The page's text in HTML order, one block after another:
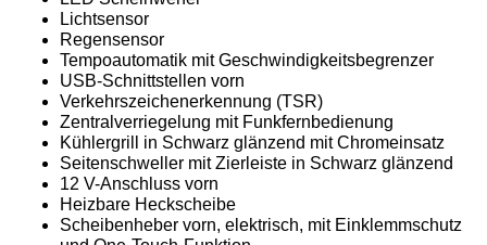
Lichtsensor
Regensensor
Tempoautomatik mit Geschwindigkeitsbegrenzer
USB-Schnittstellen vorn
Verkehrszeichenerkennung (TSR)
Zentralverriegelung mit Funkfernbedienung
Kühlergrill in Schwarz glänzend mit Chromeinsatz
Seitenschweller mit Zierleiste in Schwarz glänzend
12 V-Anschluss vorn
Heizbare Heckscheibe
Scheibenheber vorn, elektrisch, mit Einklemmschutz